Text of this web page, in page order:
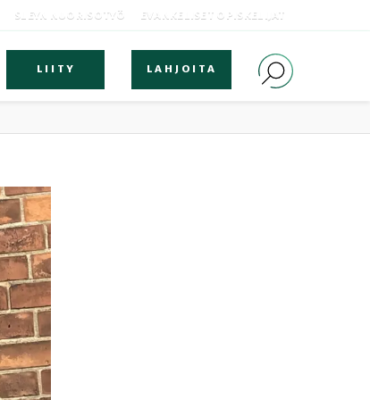
SLEYN NUORISOTYÖ EVANKELISET OPISKELIJAT
LIITY LAHJOITA